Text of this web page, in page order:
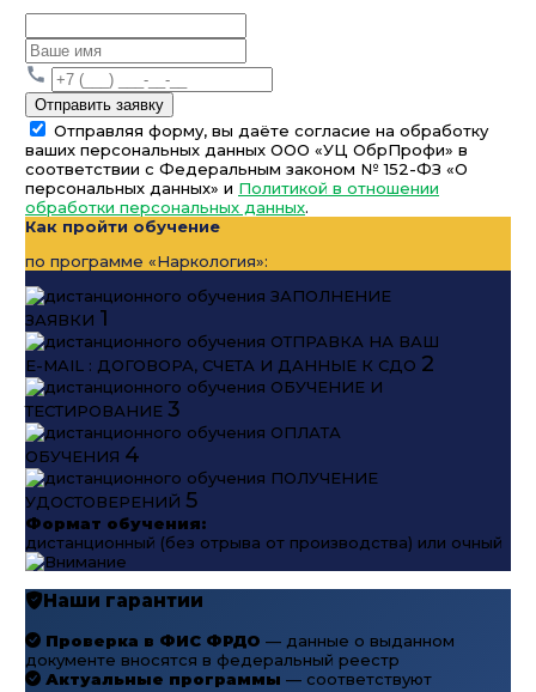
Отправить заявку
Отправляя форму, вы даёте согласие на обработку
ваших персональных данных ООО «УЦ ОбрПрофи» в
соответствии с Федеральным законом № 152-ФЗ «О
персональных данных» и Политикой в отношении
обработки персональных данных.
Как пройти обучение
по программе «Наркология»:
ЗАПОЛНЕНИЕ
ЗАЯВКИ 1
ОТПРАВКА НА ВАШ
E-MAIL : ДОГОВОРА, СЧЕТА И ДАННЫЕ К СДО 2
ОБУЧЕНИЕ И
ТЕСТИРОВАНИЕ 3
ОПЛАТА
ОБУЧЕНИЯ 4
ПОЛУЧЕНИЕ
УДОСТОВЕРЕНИЙ 5
Формат обучения:
дистанционный (без отрыва от производства) или очный
Наши гарантии
Проверка в ФИС ФРДО — данные о выданном
документе вносятся в федеральный реестр
Актуальные программы — соответствуют